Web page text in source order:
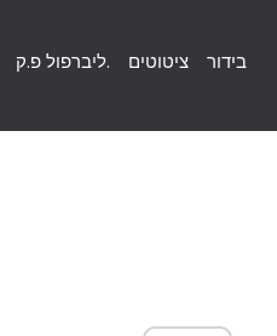
ליברפול פ.ק. ציטוטים בידור